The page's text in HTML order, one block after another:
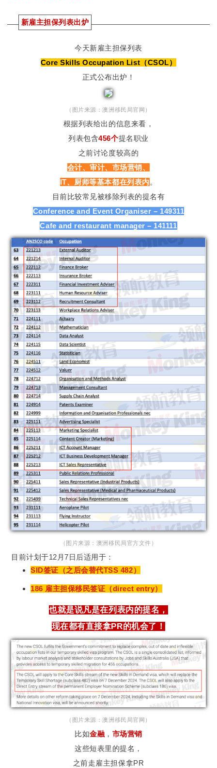
新雇主担保列表出炉
今天新雇主担保列表
Core Skills Occupation List（CSOL）
正式公布出炉！
（图片来源：澳洲移民局官网）
根据列表给出的信息来看，
列表包含456个提名职业
之前讨论度较高的
会计、审计、市场营销、
IT、厨师等基本都在列表内。
目前比较常见被移除列表的提名有
Conference and Event Organiser – 149311
Cafe and restaurant manager – 141111
（图片来源：澳洲移民局官方文件）
目前计划于12月7日后适用于：
SID签证（之后会替代TSS 482）
186 雇主担保移民签证（direct entry）
也就是说凡是在列表内的提名，
现在都有直接拿PR的机会了！
（图片来源：澳洲移民局官网）
比如金融 ， 市场营销
这些短表里的提名，
之前走雇主担保拿PR